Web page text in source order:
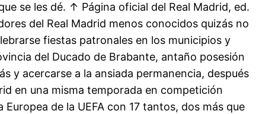
se les dé. ↑ Página oficial del Real Madrid, ed.
del Real Madrid menos conocidos quizás no
fiestas patronales en los municipios y
del Ducado de Brabante, antaño posesión
y acercarse a la ansiada permanencia, después
en una misma temporada en competición
de la UEFA con 17 tantos, dos más que